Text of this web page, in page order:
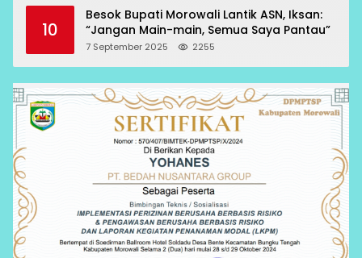
10
Besok Bupati Morowali Lantik ASN, Iksan:
“Jangan Main-main, Semua Saya Pantau”
7 September 2025 2255